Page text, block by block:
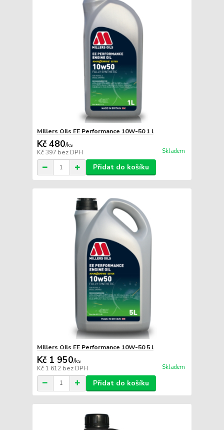
Millers Oils EE Performance 10W-50 1 l
Kč 480/ks
Kč 397 bez DPH Skladem
Přidat do košíku
Millers Oils EE Performance 10W-50 5 l
Kč 1 950/ks
Kč 1 612 bez DPH Skladem
Přidat do košíku